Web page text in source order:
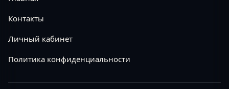
Контакты
Личный кабинет
Политика конфиденциальности